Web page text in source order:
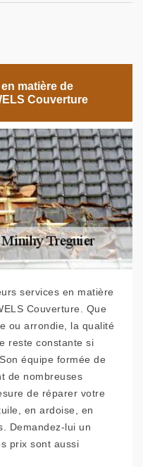
matière de
Couverture
services en matière
Couverture. Que
ou arrondie, la qualité
reste constante si
équipe formée de
de nombreuses
de réparer votre
en ardoise, en
Demandez-lui un
prix sont aussi